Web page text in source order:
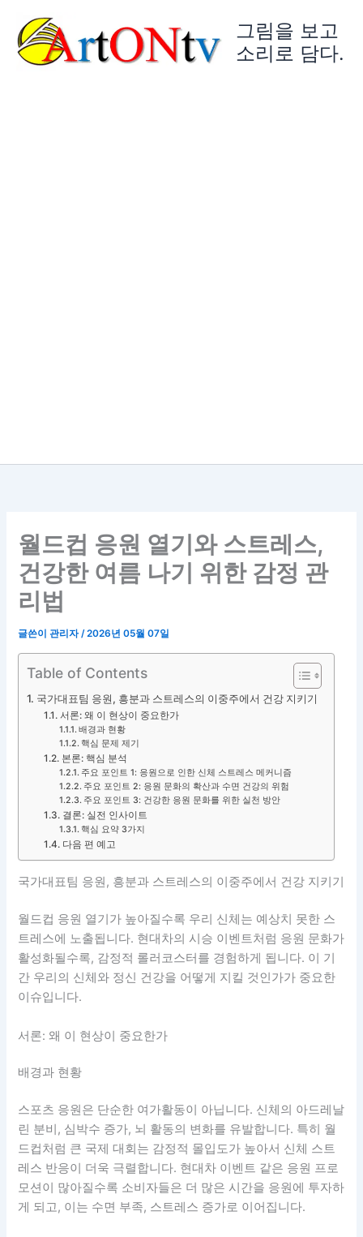
그림을 보고
소리로 담다.
월드컵 응원 열기와 스트레스,
건강한 여름 나기 위한 감정 관
리법
글쓴이관리자/2026년 05월 07일
Table of Contents
국가대표팀 응원, 흥분과 스트레스의 이중주에서 건강 지키기
서론: 왜 이 현상이 중요한가
배경과 현황
핵심 문제 제기
본론: 핵심 분석
주요 포인트 1: 응원으로 인한 신체 스트레스 메커니즘
주요 포인트 2: 응원 문화의 확산과 수면 건강의 위험
주요 포인트 3: 건강한 응원 문화를 위한 실천 방안
결론: 실전 인사이트
핵심 요약 3가지
다음 편 예고
국가대표팀 응원, 흥분과 스트레스의 이중주에서 건강 지키기
월드컵 응원 열기가 높아질수록 우리 신체는 예상치 못한 스
트레스에 노출됩니다. 현대차의 시승 이벤트처럼 응원 문화가
활성화될수록, 감정적 롤러코스터를 경험하게 됩니다. 이 기
간 우리의 신체와 정신 건강을 어떻게 지킬 것인가가 중요한
이슈입니다.
서론: 왜 이 현상이 중요한가
배경과 현황
스포츠 응원은 단순한 여가활동이 아닙니다. 신체의 아드레날
린 분비, 심박수 증가, 뇌 활동의 변화를 유발합니다. 특히 월
드컵처럼 큰 국제 대회는 감정적 몰입도가 높아서 신체 스트
레스 반응이 더욱 극렬합니다. 현대차 이벤트 같은 응원 프로
모션이 많아질수록 소비자들은 더 많은 시간을 응원에 투자하
게 되고, 이는 수면 부족, 스트레스 증가로 이어집니다.